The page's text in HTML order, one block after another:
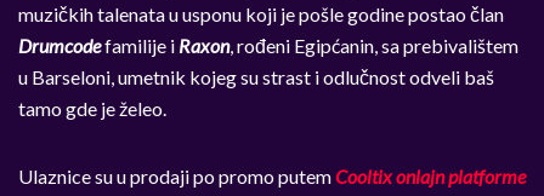
muzičkih talenata u usponu koji je pošle godine postao član
Drumcodefamilije i Raxon, rođeni Egipćanin, sa prebivalištem
u Barseloni, umetnik kojeg su strast i odlučnost odveli baš
tamo gde je želeo.
Ulaznice su u prodaji po promo putemCooltix onlajn platforme